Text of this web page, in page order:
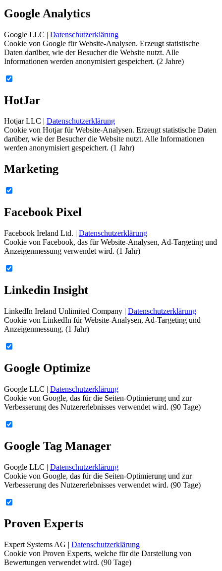
Google Analytics
Google LLC | Datenschutzerklärung
Cookie von Google für Website-Analysen. Erzeugt statistische
Daten darüber, wie der Besucher die Website nutzt. Alle
Informationen werden anonymisiert gespeichert. (2 Jahre)
HotJar
Hotjar LLC | Datenschutzerklärung
Cookie von Hotjar für Website-Analysen. Erzeugt statistische Daten
darüber, wie der Besucher die Website nutzt. Alle Informationen
werden anonymisiert gespeichert. (1 Jahr)
Marketing
Facebook Pixel
Facebook Ireland Ltd. | Datenschutzerklärung
Cookie von Facebook, das für Website-Analysen, Ad-Targeting und
Anzeigenmessung verwendet wird. (1 Jahr)
Linkedin Insight
LinkedIn Ireland Unlimited Company | Datenschutzerklärung
Cookie von LinkedIn für Website-Analysen, Ad-Targeting und
Anzeigenmessung. (1 Jahr)
Google Optimize
Google LLC | Datenschutzerklärung
Cookie von Google, das für die Seiten-Optimierung und zur
Verbesserung des Nutzererlebnisses verwendet wird. (90 Tage)
Google Tag Manager
Google LLC | Datenschutzerklärung
Cookie von Google, das für die Seiten-Optimierung und zur
Verbesserung des Nutzererlebnisses verwendet wird. (90 Tage)
Proven Experts
Expert Systems AG | Datenschutzerklärung
Cookie von Proven Experts, welche für die Darstellung von
Bewertungen verwendet wird. (90 Tage)